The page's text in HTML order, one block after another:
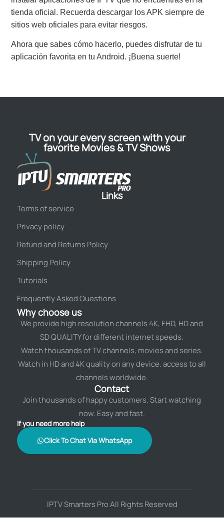
tienda oficial. Recuerda descargar los APK siempre de
sitios web oficiales para evitar riesgos.
Ahora que sabes cómo hacerlo, puedes disfrutar de tu
aplicación favorita en tu Android. ¡Buena suerte!
TV on your every screen with your
favorite Movies & TV Shows
Links
Terms of service
Privacy policy
Refund and Returns Policy
Shipping Policy
Tutorials
Frequently Asked Questions
Why choose us
We provide high resolution channels 4K, FHD, HD and
SD QUALITY for different internet speeds.
Watch thousands of TV channels, movies and series.
Watch in HD and 4K quality on any device. access to all
channels worldwide.
Contact
Join thousands of happy customers. Start watching
now. Easy and fast.
If you need more help
Click To Chat Via WhatsApp
IPTV Smarters Pro All Rights Reserved